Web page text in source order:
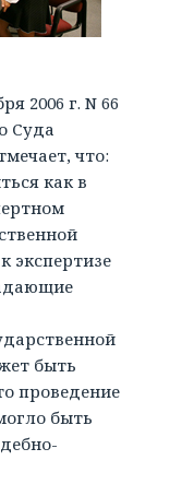
2006 г. N 66
Суда
что:
как в
экспертизе
быть
проведение
быть